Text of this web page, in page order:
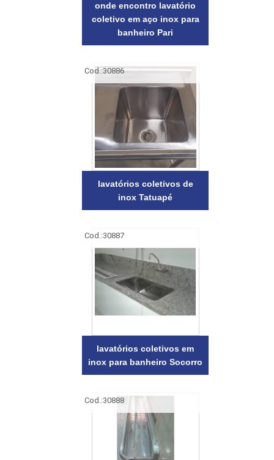
onde encontro lavatório
coletivo em aço inox para
banheiro Pari
Cod.:30886
lavatórios coletivos de
inox Tatuapé
Cod.:30887
lavatórios coletivos em
inox para banheiro Socorro
Cod.:30888